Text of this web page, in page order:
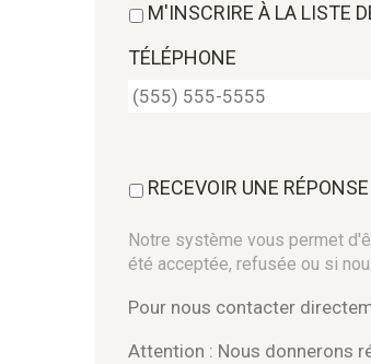
M'INSCRIRE À LA LISTE
TÉLÉPHONE
RECEVOIR UNE
Notre système vous permet
été acceptée, refusée ou si
Pour nous contacter
Attention : Nous donnerons